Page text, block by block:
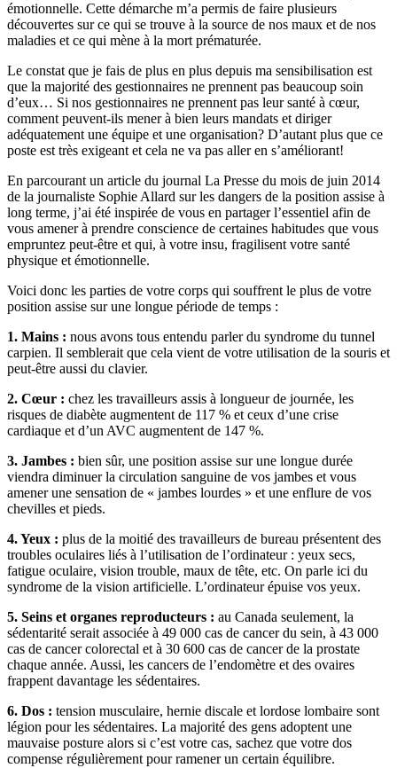
émotionnelle. Cette démarche m’a permis de faire plusieurs
découvertes sur ce qui se trouve à la source de nos maux et de nos
maladies et ce qui mène à la mort prématurée.
Le constat que je fais de plus en plus depuis ma sensibilisation est
que la majorité des gestionnaires ne prennent pas beaucoup soin
d’eux… Si nos gestionnaires ne prennent pas leur santé à cœur,
comment peuvent-ils mener à bien leurs mandats et diriger
adéquatement une équipe et une organisation? D’autant plus que ce
poste est très exigeant et cela ne va pas aller en s’améliorant!
En parcourant un article du journal La Presse du mois de juin 2014
de la journaliste Sophie Allard sur les dangers de la position assise à
long terme, j’ai été inspirée de vous en partager l’essentiel afin de
vous amener à prendre conscience de certaines habitudes que vous
empruntez peut-être et qui, à votre insu, fragilisent votre santé
physique et émotionnelle.
Voici donc les parties de votre corps qui souffrent le plus de votre
position assise sur une longue période de temps :
1. Mains : nous avons tous entendu parler du syndrome du tunnel
carpien. Il semblerait que cela vient de votre utilisation de la souris et
peut-être aussi du clavier.
2. Cœur : chez les travailleurs assis à longueur de journée, les
risques de diabète augmentent de 117 % et ceux d’une crise
cardiaque et d’un AVC augmentent de 147 %.
3. Jambes : bien sûr, une position assise sur une longue durée
viendra diminuer la circulation sanguine de vos jambes et vous
amener une sensation de « jambes lourdes » et une enflure de vos
chevilles et pieds.
4. Yeux : plus de la moitié des travailleurs de bureau présentent des
troubles oculaires liés à l’utilisation de l’ordinateur : yeux secs,
fatigue oculaire, vision trouble, maux de tête, etc. On parle ici du
syndrome de la vision artificielle. L’ordinateur épuise vos yeux.
5. Seins et organes reproducteurs : au Canada seulement, la
sédentarité serait associée à 49 000 cas de cancer du sein, à 43 000
cas de cancer colorectal et à 30 600 cas de cancer de la prostate
chaque année. Aussi, les cancers de l’endomètre et des ovaires
frappent davantage les sédentaires.
6. Dos : tension musculaire, hernie discale et lordose lombaire sont
légion pour les sédentaires. La majorité des gens adoptent une
mauvaise posture alors si c’est votre cas, sachez que votre dos
compense régulièrement pour ramener un certain équilibre.